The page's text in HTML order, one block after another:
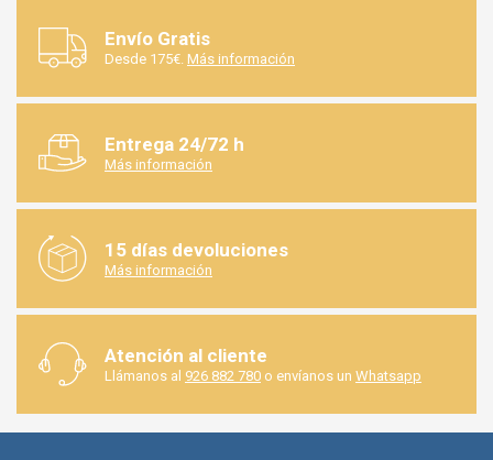
Envío Gratis
Desde 175€. Más información
Entrega 24/72 h
Más información
15 días devoluciones
Más información
Atención al cliente
Llámanos al 926 882 780 o envíanos un Whatsapp